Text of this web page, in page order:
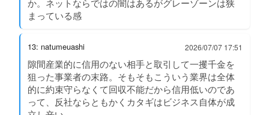
か。ネットならではの闇はあるがグレーゾーンは狭
まっている感
13: natumeuashi 2026/07/07 17:51
隙間産業的に信用のない相手と取引して一攫千金を
狙った事業者の末路。そもそもこういう業界は全体
的に約束守らなくて回収不能だから信用低いのであ
って、反社ならともかくカタギはビジネス自体が成